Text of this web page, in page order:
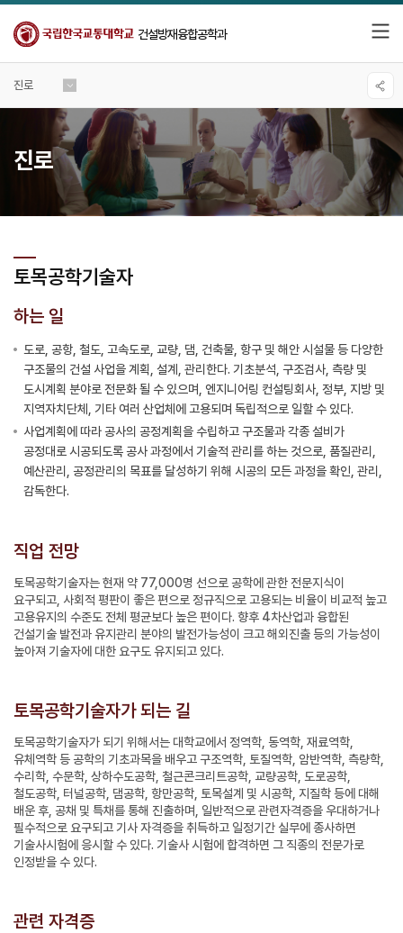
건설방재융합공학과
진로
진로
토목공학기술자
하는 일
도로, 공항, 철도, 고속도로, 교량, 댐, 건축물, 항구 및 해안 시설물 등 다양한
구조물의 건설 사업을 계획, 설계, 관리한다. 기초분석, 구조검사, 측량 및
도시계획 분야로 전문화 될 수 있으며, 엔지니어링 컨설팅회사, 정부, 지방 및
지역자치단체, 기타 여러 산업체에 고용되며 독립적으로 일할 수 있다.
사업계획에 따라 공사의 공정계획을 수립하고 구조물과 각종 설비가
공정대로 시공되도록 공사 과정에서 기술적 관리를 하는 것으로, 품질관리,
예산관리, 공정관리의 목표를 달성하기 위해 시공의 모든 과정을 확인, 관리,
감독한다.
직업 전망
토목공학기술자는 현재 약 77,000명 선으로 공학에 관한 전문지식이
요구되고, 사회적 평판이 좋은 편으로 정규직으로 고용되는 비율이 비교적 높고
고용유지의 수준도 전체 평균보다 높은 편이다. 향후 4차산업과 융합된
건설기술 발전과 유지관리 분야의 발전가능성이 크고 해외진출 등의 가능성이
높아져 기술자에 대한 요구도 유지되고 있다.
토목공학기술자가 되는 길
토목공학기술자가 되기 위해서는 대학교에서 정역학, 동역학, 재료역학,
유체역학 등 공학의 기초과목을 배우고 구조역학, 토질역학, 암반역학, 측량학,
수리학, 수문학, 상하수도공학, 철근콘크리트공학, 교량공학, 도로공학,
철도공학, 터널공학, 댐공학, 항만공학, 토목설계 및 시공학, 지질학 등에 대해
배운 후, 공채 및 특채를 통해 진출하며, 일반적으로 관련자격증을 우대하거나
필수적으로 요구되고 기사 자격증을 취득하고 일정기간 실무에 종사하면
기술사시험에 응시할 수 있다. 기술사 시험에 합격하면 그 직종의 전문가로
인정받을 수 있다.
관련 자격증